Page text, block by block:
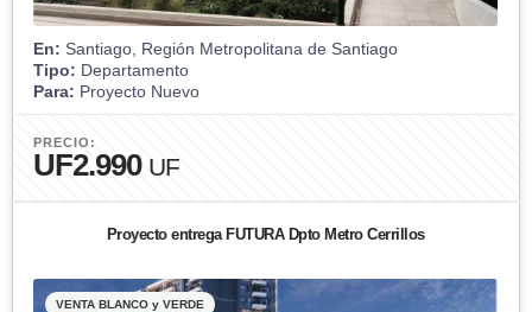
En: Santiago, Región Metropolitana de Santiago
Tipo: Departamento
Para: Proyecto Nuevo
PRECIO:
UF2.990 UF
Proyecto entrega FUTURA Dpto Metro Cerrillos
VENTA BLANCO y VERDE